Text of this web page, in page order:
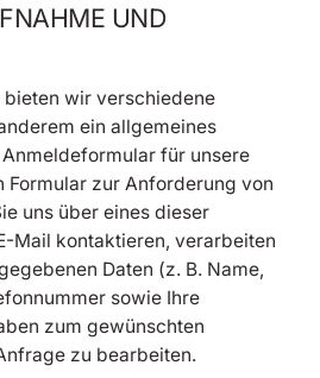
UND
bieten wir verschiedene
ein allgemeines
für unsere
Formular zur Anforderung von
uns über eines dieser
Mail kontaktieren, verarbeiten
Daten (z. B. Name,
sowie Ihre
zum gewünschten
zu bearbeiten.